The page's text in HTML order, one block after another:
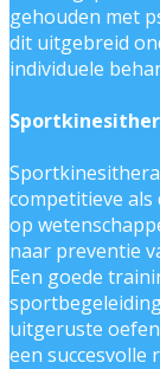
gehouden met
dit uitgebreid
individuele
competitieve als
op
naar preventie
Een goede
uitgeruste
een succesvolle